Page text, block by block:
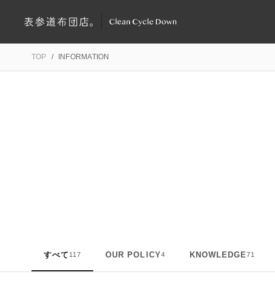
TOP / INFORMATION
すべて 117 OUR POLICY4 KNOWLEDGE71